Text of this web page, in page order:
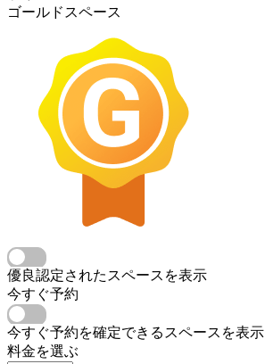
ゴールドスペース
優良認定されたスペースを表示
今すぐ予約
今すぐ予約を確定できるスペースを表示
料金を選ぶ